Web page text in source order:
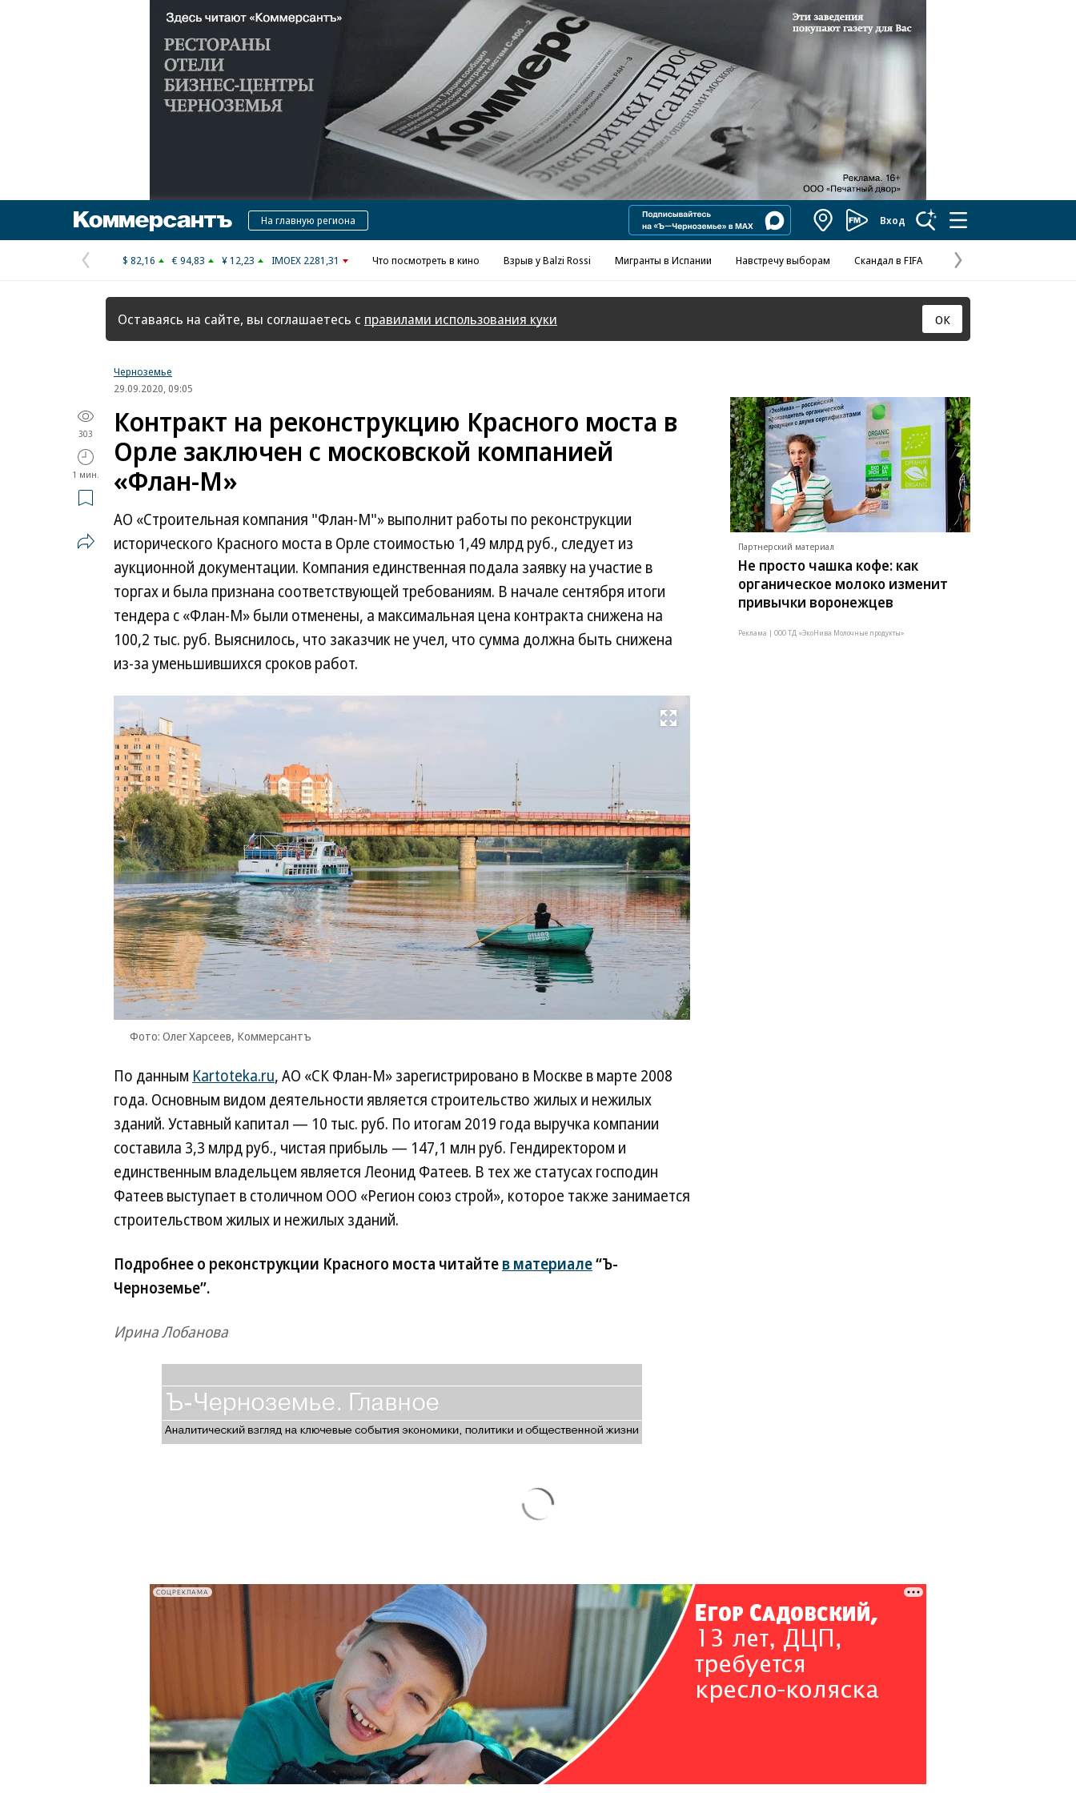
Реклама в «Ъ» www.kommersant.ru/ad
КоммерсантъНа главную региона
КоммерсантъВход
Предыдущая
страница
$ 82,16 € 94,83 ¥ 12,23 IMOEX 2281,31 Что посмотреть в кино Взрыв у Balzi Rossi Мигранты в Испании Навстречу выборам Скандал в FIFA
Следующая
страница
Оставаясь на сайте, вы соглашаетесь с правилами использования куки ОК
Черноземье
29.09.2020, 09:05
303
1 мин.
Контракт на реконструкцию Красного моста в
Орле заключен с московской компанией
«Флан-М»
АО «Строительная компания "Флан-М"» выполнит работы по реконструкции
исторического Красного моста в Орле стоимостью 1,49 млрд руб., следует из
аукционной документации. Компания единственная подала заявку на участие в
торгах и была признана соответствующей требованиям. В начале сентября итоги
тендера с «Флан-М» были отменены, а максимальная цена контракта снижена на
100,2 тыс. руб. Выяснилось, что заказчик не учел, что сумма должна быть снижена
из-за уменьшившихся сроков работ.
Развернуть на весь экран
Фото: Олег Харсеев, Коммерсантъ
По данным Kartoteka.ru, АО «СК Флан-М» зарегистрировано в Москве в марте 2008
года. Основным видом деятельности является строительство жилых и нежилых
зданий. Уставный капитал — 10 тыс. руб. По итогам 2019 года выручка компании
составила 3,3 млрд руб., чистая прибыль — 147,1 млн руб. Гендиректором и
единственным владельцем является Леонид Фатеев. В тех же статусах господин
Фатеев выступает в столичном ООО «Регион союз строй», которое также занимается
строительством жилых и нежилых зданий.
Подробнее о реконструкции Красного моста читайтев материале“Ъ-
Черноземье”.
Ирина Лобанова
Партнерский материал
Не просто чашка кофе: как
органическое молоко изменит
привычки воронежцев
Реклама | ООО ТД «ЭкоНива Молочные продукты»
СОЦРЕКЛАМА